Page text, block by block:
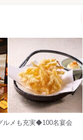
ルメも充実◆100名宴会